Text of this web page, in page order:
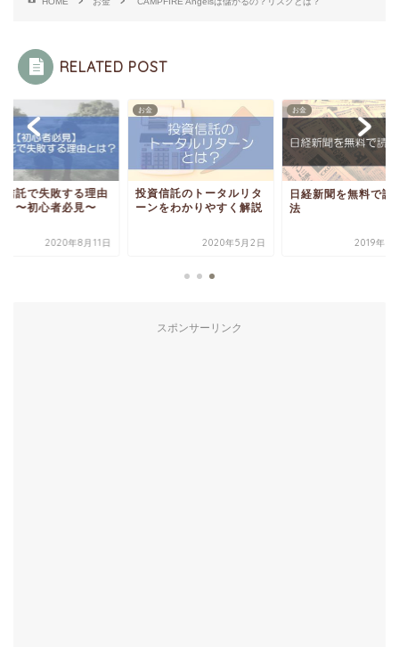
RELATED POST
信託で失敗する理由
？〜初心者必見〜
2020年8月11日
お金
投資信託のトータルリタ
ーンをわかりやすく解説
2020年5月2日
お金
日経新聞を無料で読
法
2019年10
スポンサーリンク